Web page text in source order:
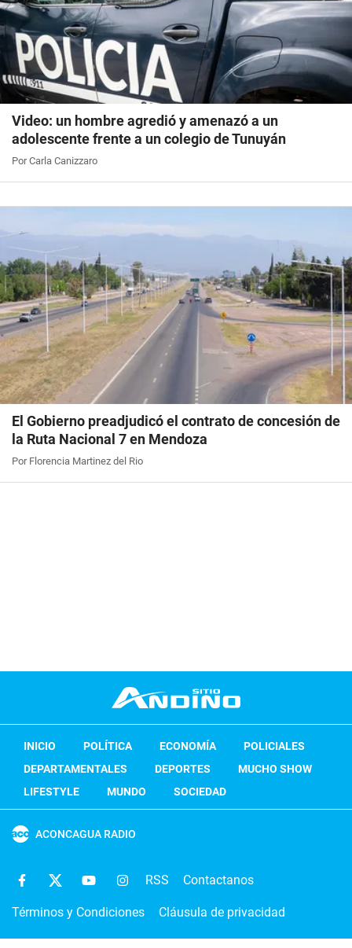
Video: un hombre agredió y amenazó a un
adolescente frente a un colegio de Tunuyán
Por Carla Canizzaro
El Gobierno preadjudicó el contrato de concesión de
la Ruta Nacional 7 en Mendoza
Por Florencia Martinez del Rio
INICIO POLÍTICA ECONOMÍA
POLICIALES
DEPARTAMENTALES
DEPORTES
MUCHO SHOW
LIFESTYLE
MUNDO SOCIEDAD
ACONCAGUA RADIO
RSS Contactanos
Términos y Condiciones Cláusula de privacidad